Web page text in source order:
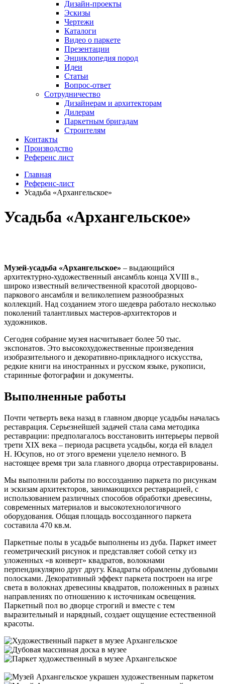
Дизайн-проекты
Эскизы
Чертежи
Каталоги
Видео о паркете
Презентации
Энциклопедия пород
Идеи
Статьи
Вопрос-ответ
Сотрудничество
Дизайнерам и архитекторам
Дилерам
Паркетным бригадам
Строителям
Контакты
Производство
Референс лист
Главная
Референс-лист
Усадьба «Архангельское»
Усадьба «Архангельское»
Музей-усадьба «Архангельское» – выдающийся
архитектурно-художественный ансамбль конца XVIII в.,
широко известный величественной красотой дворцово-
паркового ансамбля и великолепием разнообразных
коллекций. Над созданием этого шедевра работало несколько
поколений талантливых мастеров-архитекторов и
художников.
Сегодня собрание музея насчитывает более 50 тыс.
экспонатов. Это высокохудожественные произведения
изобразительного и декоративно-прикладного искусства,
редкие книги на иностранных и русском языке, рукописи,
старинные фотографии и документы.
Выполненные работы
Почти четверть века назад в главном дворце усадьбы началась
реставрация. Серьезнейшей задачей стала сама методика
реставрации: предполагалось восстановить интерьеры первой
трети ХIХ века – периода расцвета усадьбы, когда ей владел
Н. Юсупов, но от этого времени уцелело немного. В
настоящее время три зала главного дворца отреставрированы.
Мы выполнили работы по воссозданию паркета по рисункам
и эскизам архитекторов, занимающихся реставрацией, с
использованием различных способов обработки древесины,
современных материалов и высокотехнологичного
оборудования. Общая площадь воссозданного паркета
составила 470 кв.м.
Паркетные полы в усадьбе выполнены из дуба. Паркет имеет
геометрический рисунок и представляет собой сетку из
уложенных «в конверт» квадратов, волокнами
перпендикулярно друг другу. Квадраты обрамлены дубовыми
полосками. Декоративный эффект паркета построен на игре
света в волокнах древесины квадратов, положенных в разных
направлениях по отношению к источникам освещения.
Паркетный пол во дворце строгий и вместе с тем
выразительный и нарядный, создает ощущение естественной
красоты.